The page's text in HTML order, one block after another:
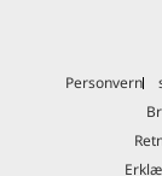
Personvern